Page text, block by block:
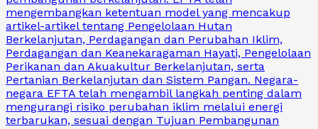
mengembangkan ketentuan model yang mencakup
artikel-artikel tentang Pengelolaan Hutan
Berkelanjutan, Perdagangan dan Perubahan Iklim,
Perdagangan dan Keanekaragaman Hayati, Pengelolaan
Perikanan dan Akuakultur Berkelanjutan, serta
Pertanian Berkelanjutan dan Sistem Pangan. Negara-
negara EFTA telah mengambil langkah penting dalam
mengurangi risiko perubahan iklim melalui energi
terbarukan, sesuai dengan Tujuan Pembangunan